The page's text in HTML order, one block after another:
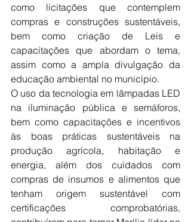
como licitações que contemplem
compras e construções sustentáveis,
bem como criação de Leis e
capacitações que abordam o tema,
assim como a ampla divulgação da
educação ambiental no município.
O uso da tecnologia em lâmpadas LED
na iluminação pública e semáforos,
bem como capacitações e incentivos
às boas práticas sustentáveis na
produção agrícola, habitação e
energia, além dos cuidados com
compras de insumos e alimentos que
tenham origem sustentável com
certificações comprobatórias,